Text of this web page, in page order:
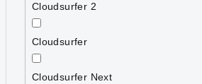
Cloudsurfer 2
Cloudsurfer
Cloudsurfer Next